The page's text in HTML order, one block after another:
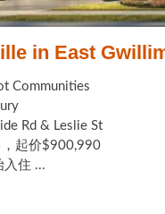
in East
Communities
Rd & Leslie St
起价$900,990
住 ...